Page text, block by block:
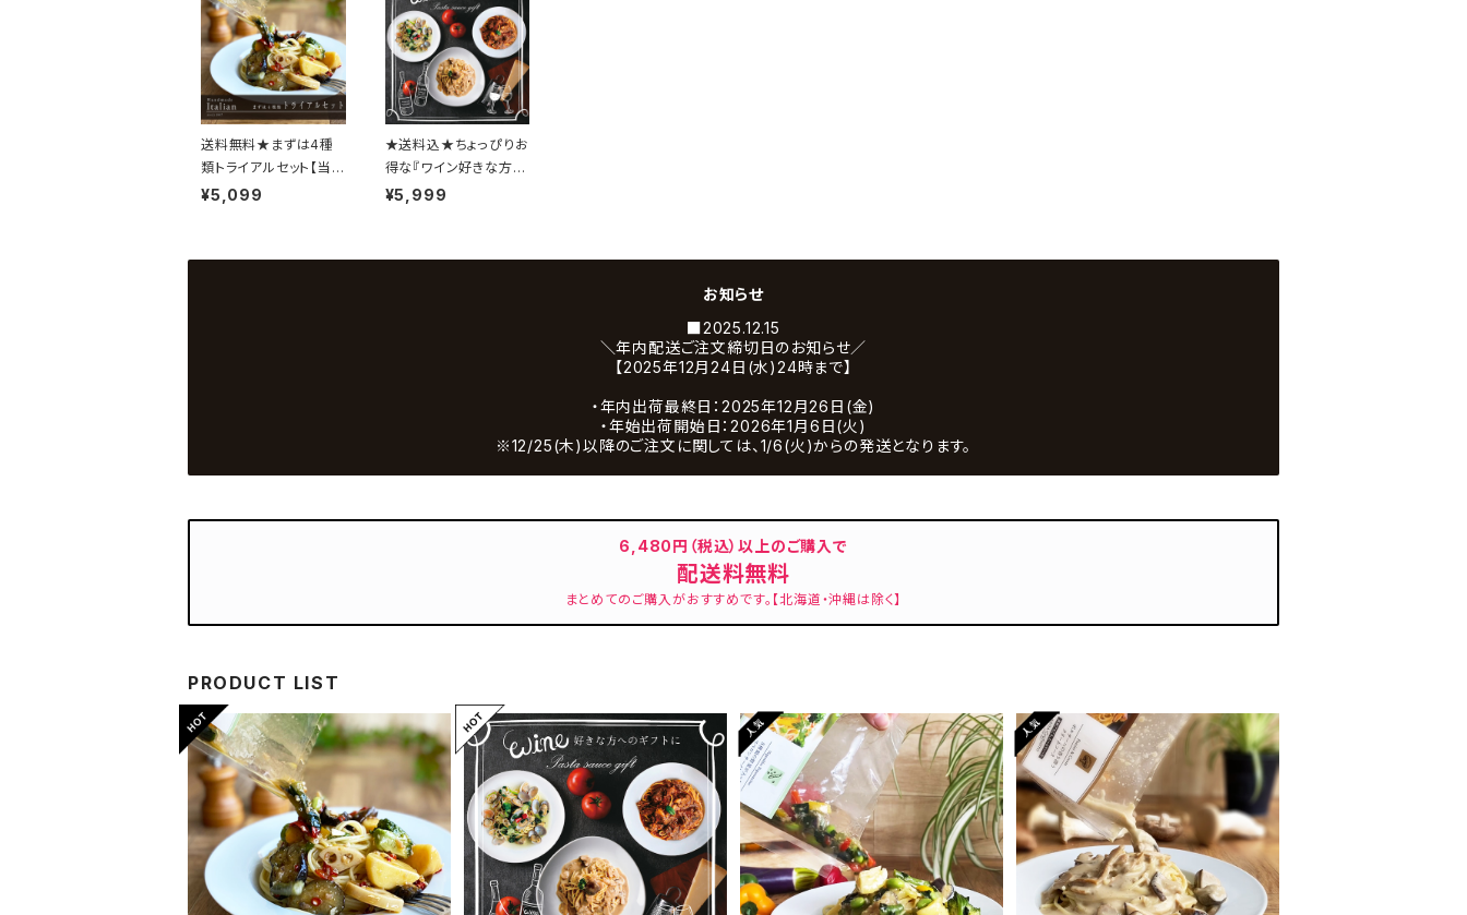
送料無料★まずは4種
類トライアルセット【当シ
ョップ初めてご購入のお
¥5,099
★送料込★ちょっぴりお
得な『ワイン好きな方へ
のパスタソース3種セッ
¥5,999
お知らせ
■2025.12.15
＼年内配送ご注文締切日のお知らせ／
【2025年12月24日(水)24時まで】
・年内出荷最終日：2025年12月26日(金)
・年始出荷開始日：2026年1月6日(火)
※12/25(木)以降のご注文に関しては、1/6(火)からの発送となります。
6,480円（税込）以上のご購入で
配送料無料
まとめてのご購入がおすすめです。【北海道・沖縄は除く】
PRODUCT LIST